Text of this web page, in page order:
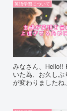
英語学習について
みなさん、Hello!!
いた為、お久しぶ
が変わりました